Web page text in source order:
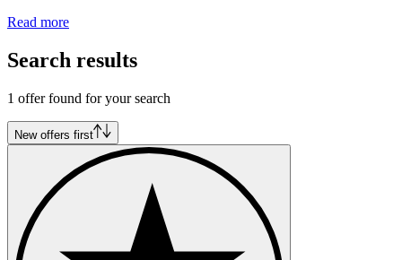
Read more
Search results
1 offer found for your search
New offers first